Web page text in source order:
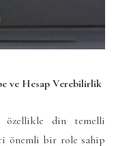
ve Hesap Verebilirlik
özellikle din temelli
önemli bir role sahip